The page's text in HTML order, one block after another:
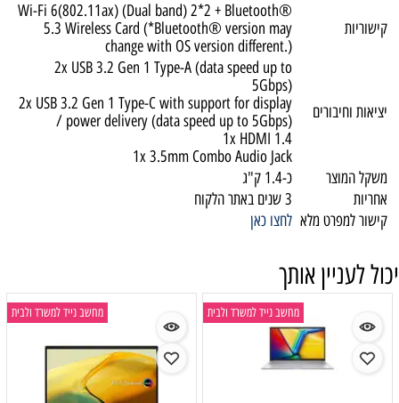
קישוריות
Wi-Fi 6(802.11ax) (Dual band) 2*2 + Bluetooth®
5.3 Wireless Card (*Bluetooth® version may
change with OS version different.)
יציאות וחיבורים
2x USB 3.2 Gen 1 Type-A (data speed up to
5Gbps)
2x USB 3.2 Gen 1 Type-C with support for display
/ power delivery (data speed up to 5Gbps)
1x HDMI 1.4
1x 3.5mm Combo Audio Jack
משקל המוצר
כ-1.4 ק"ג
אחריות
3 שנים באתר הלקוח
קישור למפרט מלא לחצו כאן
יכול לעניין אותך
מחשב נייד למשרד ולבית מחשב נייד למשרד ולבית